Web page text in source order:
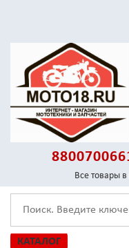
Все товары
КАТАЛОГ